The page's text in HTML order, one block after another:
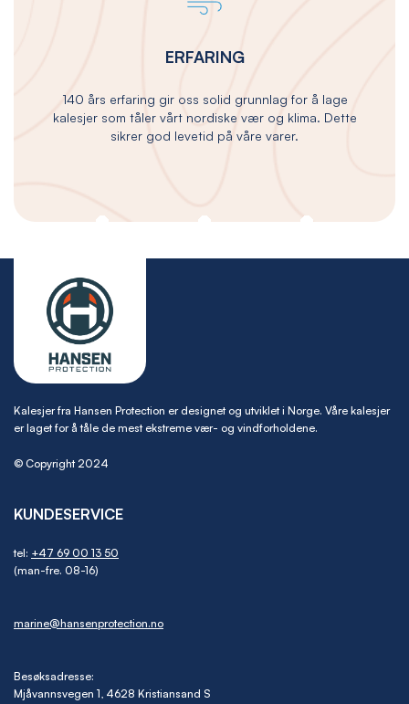
ERFARING
140 års erfaring gir oss solid grunnlag for å lage
kalesjer som tåler vårt nordiske vær og klima. Dette
sikrer god levetid på våre varer.
Kalesjer fra Hansen Protection er designet og utviklet i Norge. Våre kalesjer
er laget for å tåle de mest ekstreme vær- og vindforholdene.
© Copyright 2024
KUNDESERVICE
tel: +47 69 00 13 50
(man-fre. 08-16)
marine@hansenprotection.no
Besøksadresse:
Mjåvannsvegen 1, 4628 Kristiansand S